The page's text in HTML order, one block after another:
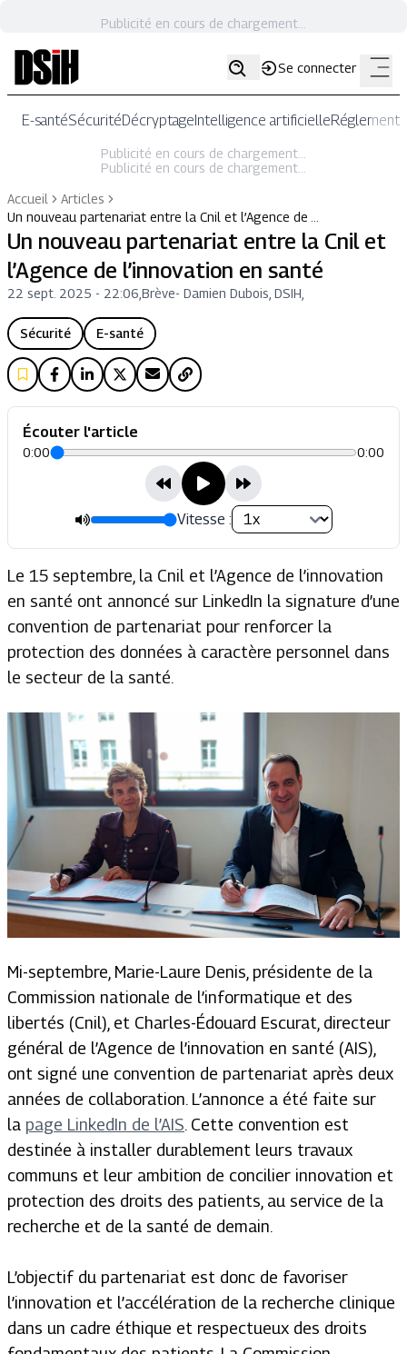
Publicité en cours de chargement...
Se connecter
E-santéSécuritéDécryptageIntelligence artificielle
Publicité en cours de chargement...
Publicité en cours de chargement...
Accueil
Articles
Un nouveau partenariat entre la Cnil et l’Agence de …
Un nouveau partenariat entre la Cnil et
l’Agence de l’innovation en santé
22 sept. 2025 - 22:06 Brève- Damien Dubois, DSIH,
Sécurité E-santé
Écouter l'article
0:00 0:00
Vitesse :
Le 15 septembre, la Cnil et l’Agence de l’innovation
en santé ont annoncé sur LinkedIn la signature d’une
convention de partenariat pour renforcer la
protection des données à caractère personnel dans
le secteur de la santé.
Mi-septembre, Marie-Laure Denis, présidente de la
Commission nationale de l’informatique et des
libertés (Cnil), et Charles-Édouard Escurat, directeur
général de l’Agence de l’innovation en santé (AIS),
ont signé une convention de partenariat après deux
années de collaboration. L’annonce a été faite sur
la page LinkedIn de l’AIS. Cette convention est
destinée à installer durablement leurs travaux
communs et leur ambition de concilier innovation et
protection des droits des patients, au service de la
recherche et de la santé de demain.
L’objectif du partenariat est donc de favoriser
l’innovation et l’accélération de la recherche clinique
dans un cadre éthique et respectueux des droits